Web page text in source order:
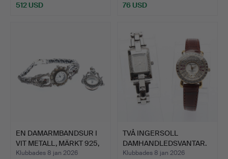
512 USD 76 USD
EN DAMARMBANDSUR I
VIT METALL, MÄRKT 925,
…
Klubbades 8 jan 2026
TVÅ INGERSOLL
DAMHANDLEDSVANTAR.
Klubbades 8 jan 2026